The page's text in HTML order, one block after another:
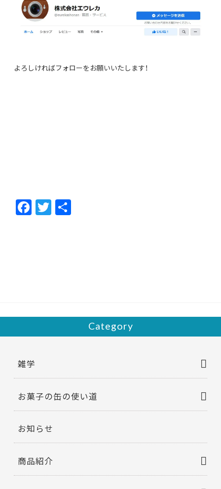
よろしければフォローをお願いいたします！
F
ac
T
w
Category
雑学
お菓子の缶の使い道
お知らせ
商品紹介